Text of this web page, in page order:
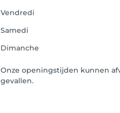
Vendredi
Samedi
Dimanche
Onze openingstijden kunnen
gevallen.